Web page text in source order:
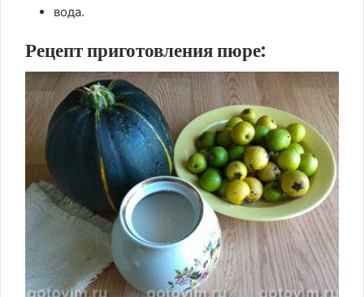
вода.
Рецепт приготовления пюре: